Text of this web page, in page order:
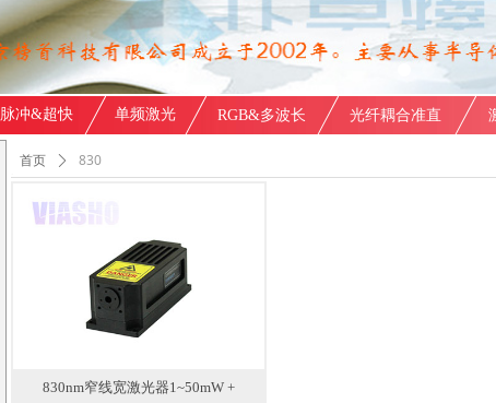
共1个产品
830nm窄线宽激光器1~50mW +
首页 ꄲ 830
脉冲&超快 单频激光 RGB&多波长 光纤耦合准直